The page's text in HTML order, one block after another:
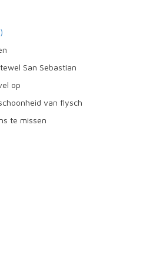
San Sebastian
op
van flysch
te missen